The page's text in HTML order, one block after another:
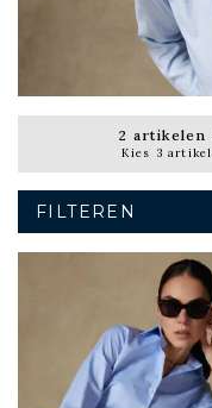
2 artikelen
Kies 3
FILTEREN